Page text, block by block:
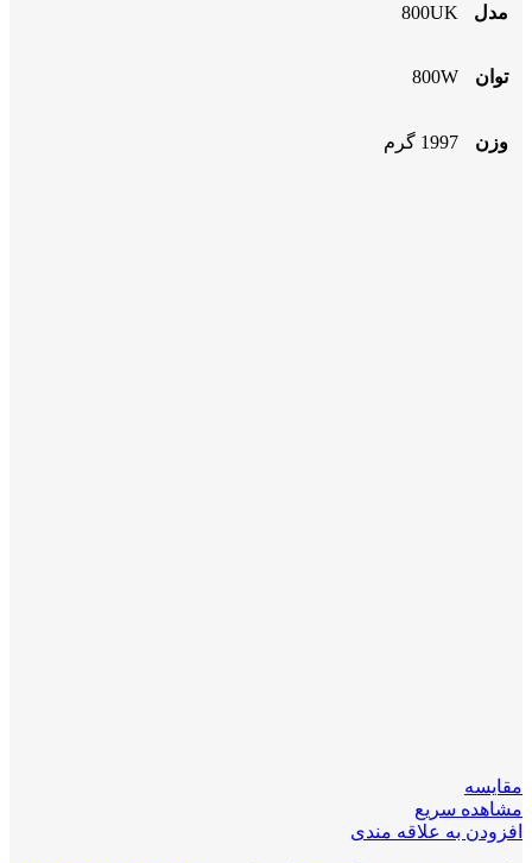
مدل 800UK
توان 800W
وزن 1997 گرم
مقایسه
مشاهده سریع
افزودن به علاقه مندی